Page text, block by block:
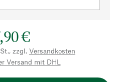
€
zzgl. Versandkosten
Versand mit DHL